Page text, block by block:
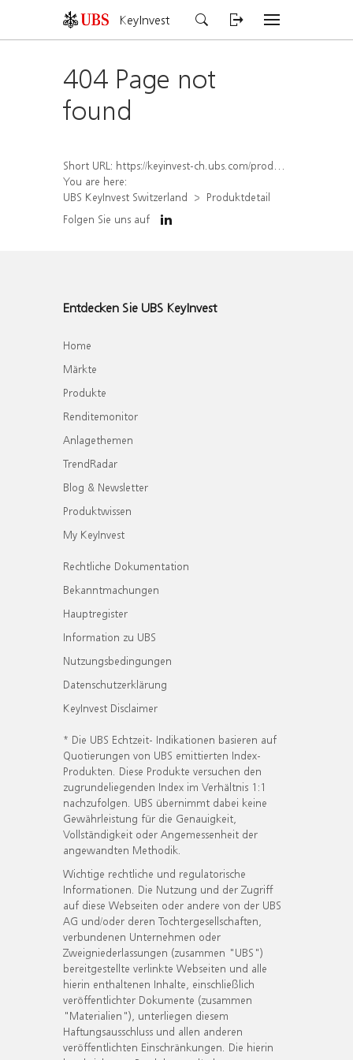
KeyInvest
404 Page not
found
Short URL: https://keyinvest-ch.ubs.com/produkt/detail/index/isin/CH1564517410
You are here:
UBS KeyInvest Switzerland
Produktdetail
Folgen Sie uns auf
Entdecken Sie UBS KeyInvest
Home
Märkte
Produkte
Renditemonitor
Anlagethemen
TrendRadar
Blog & Newsletter
Produktwissen
My KeyInvest
Rechtliche Dokumentation
Bekanntmachungen
Hauptregister
Information zu UBS
Nutzungsbedingungen
Datenschutzerklärung
KeyInvest Disclaimer
* Die UBS Echtzeit- Indikationen basieren auf
Quotierungen von UBS emittierten Index-
Produkten. Diese Produkte versuchen den
zugrundeliegenden Index im Verhältnis 1:1
nachzufolgen. UBS übernimmt dabei keine
Gewährleistung für die Genauigkeit,
Vollständigkeit oder Angemessenheit der
angewandten Methodik.
Wichtige rechtliche und regulatorische
Informationen. Die Nutzung und der Zugriff
auf diese Webseiten oder andere von der UBS
AG und/oder deren Tochtergesellschaften,
verbundenen Unternehmen oder
Zweigniederlassungen (zusammen "UBS")
bereitgestellte verlinkte Webseiten und alle
hierin enthaltenen Inhalte, einschließlich
veröffentlichter Dokumente (zusammen
"Materialien"), unterliegen diesem
Haftungsausschluss und allen anderen
veröffentlichten Einschränkungen. Die hierin